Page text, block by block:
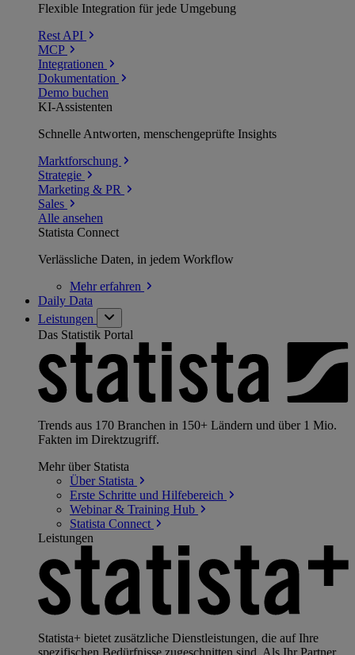
Flexible Integration für jede Umgebung
Rest API
MCP
Integrationen
Dokumentation
Demo buchen
KI-Assistenten
Schnelle Antworten, menschengeprüfte Insights
Marktforschung
Strategie
Marketing & PR
Sales
Alle ansehen
Statista Connect
Verlässliche Daten, in jedem Workflow
Mehrerfahren
Daily Data
Leistungen
Das Statistik Portal
Trends aus 170 Branchen in 150+ Ländern und über 1 Mio.
Fakten im Direktzugriff.
Mehr über Statista
Über Statista
Erste Schritte und Hilfebereich
Webinar & Training Hub
Statista Connect
Leistungen
Statista+ bietet zusätzliche Dienstleistungen, die auf Ihre
spezifischen Bedürfnisse zugeschnitten sind. Als Ihr Partner